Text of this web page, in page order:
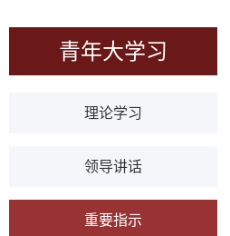
青年大学习
理论学习
领导讲话
重要指示